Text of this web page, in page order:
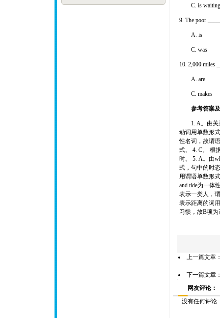
C. is
9. The poor
A. is
C. was
10. 2,000 miles
A. are
C.
参考答案
1. A。由
动词用单数形
性名词，故谓
式。 4. C。 根
时。 5. A。由
式，句中的时
用谓语单数形
and tide为一体
表示一类人，
表示距离的词
习惯，故B项
上一篇文章
下一篇文章
网友评论：
没有任何评论